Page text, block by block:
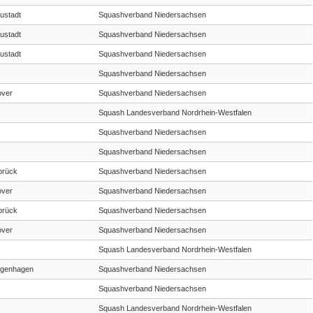
Squashverband Niedersachsen
Squashverband Niedersachsen
Squashverband Niedersachsen
Squashverband Niedersachsen
Squashverband Niedersachsen
Squash Landesverband Nordrhein-Westfalen
Squashverband Niedersachsen
Squashverband Niedersachsen
Squashverband Niedersachsen
Squashverband Niedersachsen
Squashverband Niedersachsen
Squashverband Niedersachsen
Squash Landesverband Nordrhein-Westfalen
Squashverband Niedersachsen
Squashverband Niedersachsen
Squash Landesverband Nordrhein-Westfalen